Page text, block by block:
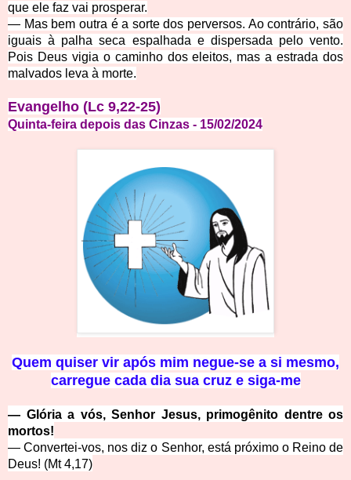
que ele faz vai prosperar.
— Mas bem outra é a sorte dos perversos. Ao contrário, são
iguais à palha seca espalhada e dispersada pelo vento.
Pois Deus vigia o caminho dos eleitos, mas a estrada dos
malvados leva à morte.
Evangelho (Lc 9,22-25)
Quinta-feira depois das Cinzas - 15/02/2024
Quem quiser vir após mim negue‑se a si mesmo,
carregue cada dia sua cruz e siga‑me
— Glória a vós, Senhor Jesus, primogênito dentre os
mortos!
— Convertei-vos, nos diz o Senhor, está próximo o Reino de
Deus! (Mt 4,17)